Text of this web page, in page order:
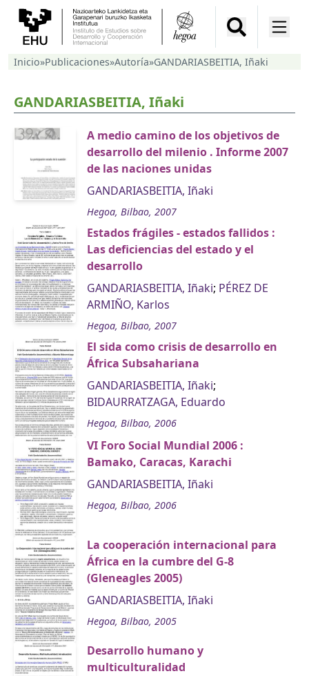
Inicio»Publicaciones»Autoría»GANDARIASBEITIA, Iñaki
GANDARIASBEITIA, Iñaki
A medio camino de los objetivos de
desarrollo del milenio . Informe 2007
de las naciones unidas
GANDARIASBEITIA, Iñaki
Hegoa, Bilbao, 2007
Estados frágiles - estados fallidos :
Las deficiencias del estado y el
desarrollo
GANDARIASBEITIA, Iñaki; PÉREZ DE
ARMIÑO, Karlos
Hegoa, Bilbao, 2007
El sida como crisis de desarrollo en
África Subsahariana
GANDARIASBEITIA, Iñaki;
BIDAURRATZAGA, Eduardo
Hegoa, Bilbao, 2006
VI Foro Social Mundial 2006 :
Bamako, Caracas, Karachi
GANDARIASBEITIA, Iñaki
Hegoa, Bilbao, 2006
La cooperación internacional para
África en la cumbre del G-8
(Gleneagles 2005)
GANDARIASBEITIA, Iñaki
Hegoa, Bilbao, 2005
Desarrollo humano y
multiculturalidad